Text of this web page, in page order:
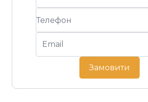
Замовити